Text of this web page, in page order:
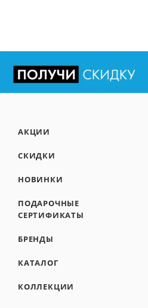
АКЦИИ
СКИДКИ
НОВИНКИ
ПОДАРОЧНЫЕ
СЕРТИФИКАТЫ
БРЕНДЫ
КАТАЛОГ
КОЛЛЕКЦИИ